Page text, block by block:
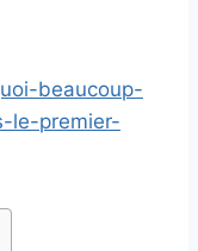
beaucoup-
le-premier-